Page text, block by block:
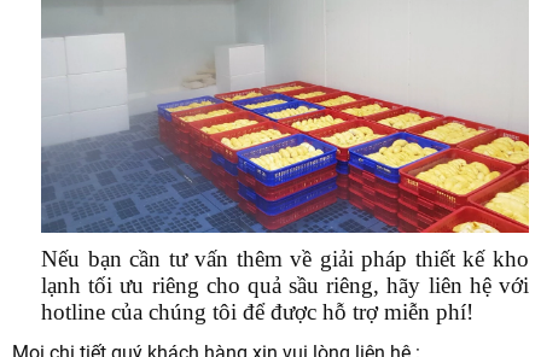
Nếu bạn cần tư vấn thêm về giải pháp thiết kế kho
lạnh tối ưu riêng cho quả sầu riêng, hãy liên hệ với
hotline của chúng tôi để được hỗ trợ miễn phí!